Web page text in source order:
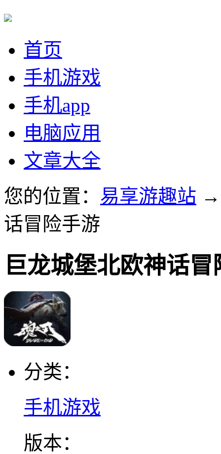
首页
手机游戏
手机app
电脑应用
文章大全
您的位置： 易享游趣站
话冒险手游
巨龙城堡北欧神话冒
分类：
手机游戏
版本：